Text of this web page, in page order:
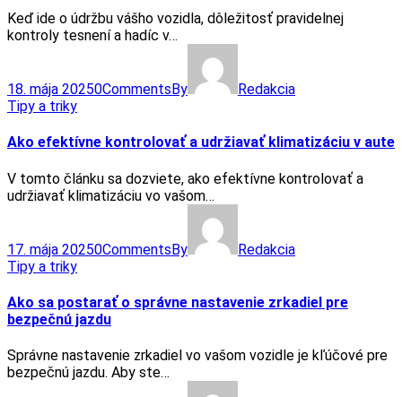
Keď ide o údržbu vášho vozidla, dôležitosť pravidelnej
kontroly tesnení a hadíc v…
18. mája 20250CommentsBy
Redakcia
Tipy a triky
Ako efektívne kontrolovať a udržiavať klimatizáciu v aute
V tomto článku sa dozviete, ako efektívne kontrolovať a
udržiavať klimatizáciu vo vašom…
17. mája 20250CommentsBy
Redakcia
Tipy a triky
Ako sa postarať o správne nastavenie zrkadiel pre
bezpečnú jazdu
Správne nastavenie zrkadiel vo vašom vozidle je kľúčové pre
bezpečnú jazdu. Aby ste…